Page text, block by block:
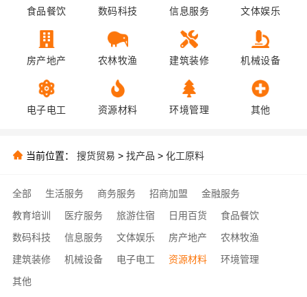
食品餐饮 数码科技 信息服务 文体娱乐
房产地产 农林牧渔 建筑装修 机械设备
电子电工 资源材料 环境管理 其他
当前位置： 搜货贸易 > 找产品 > 化工原料
全部 生活服务 商务服务 招商加盟
金融服务
教育培训
医疗服务 旅游住宿 日用百货
食品餐饮
数码科技
信息服务 文体娱乐 房产地产
农林牧渔
建筑装修
机械设备 电子电工 资源材料
环境管理
其他